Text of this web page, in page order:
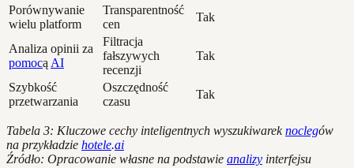
Porównywanie
wielu platform
Transparentność
cen
Tak
Analiza opinii za
pomocą AI
Filtracja
fałszywych
recenzji
Tak
Szybkość
przetwarzania
Oszczędność
czasu
Tak
Tabela 3: Kluczowe cechy inteligentnych wyszukiwareknoclegów
na przykładzie hotele.ai
Źródło: Opracowanie własne na podstawie analizy interfejsu